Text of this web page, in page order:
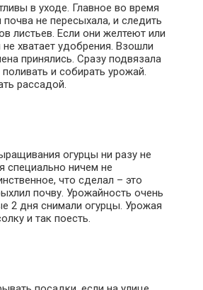
в уходе. Главное во время
не пересыхала, и следить
листьев. Если они желтеют или
хватает удобрения. Взошли
принялись. Сразу подвязала
поливать и собирать урожай.
рассадой.
огурцы ни разу не
специально ничем не
что сделал – это
почву. Урожайность очень
2 дня снимали огурцы. Урожая
и так поесть.